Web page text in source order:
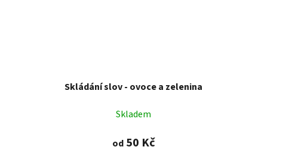
Skládání slov - ovoce a zelenina
Skladem
od50 Kč